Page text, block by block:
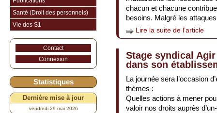
chacun et chacune
besoins. Malgré les
Lire la suite de l’article
Stage syndical
dans son
La journée sera l’occasion
thèmes :
Quelles actions à mener
valoir nos droits auprès
Santé (Droit des personnels)
Vie des S1
Contact
Connexion
Statistiques
Dernière mise à jour
vendredi 29 mai 2026